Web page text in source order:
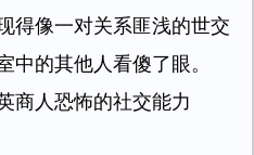
得像一对关系匪浅的世交
中的其他人看傻了眼。
商人恐怖的社交能力